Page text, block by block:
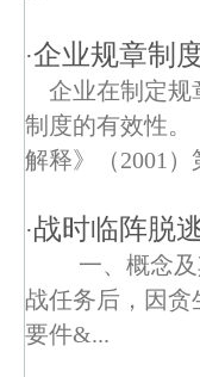
·企业规章制
企业在制定规
制度的有效性。
解释》（2001
·战时临阵脱
一、概念及
战任务后，因
要件&...